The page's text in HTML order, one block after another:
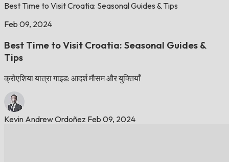
Best Time to Visit Croatia: Seasonal Guides & Tips
Feb 09, 2024
Best Time to Visit Croatia: Seasonal Guides &
Tips
क्रोएशिया यात्रा गाइड: आदर्श मौसम और युक्तियाँ
Kevin Andrew Ordoñez Feb 09, 2024